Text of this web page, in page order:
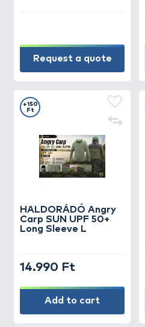
Request a quote
HALDORÁDÓ Angry
Carp SUN UPF 50+
Long Sleeve L
+150
Ft
14.990 Ft
Add to cart